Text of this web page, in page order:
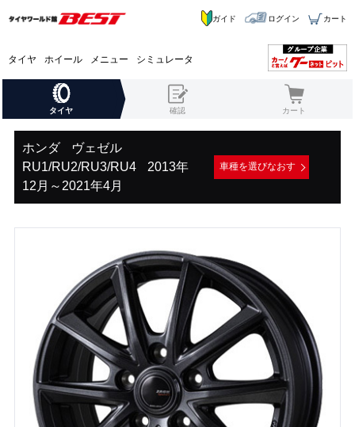
タイヤ ホイール メニュー シミュレータ
ガイド ログイン カート
タイヤ 確認 カート
ホンダ
ヴェゼル
RU1/RU2/RU3/RU4
2013年
12月～2021年4月
車種を選びなおす